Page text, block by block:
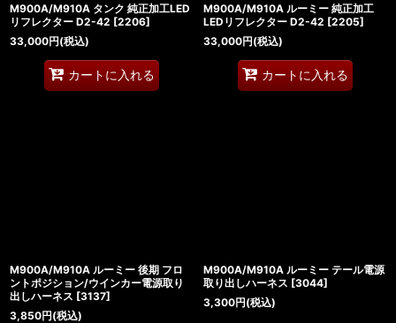
M900A/M910A タンク 純正加工LED
リフレクター D2-42 [2206]
33,000円(税込)
カートに入れる
M900A/M910A ルーミー 純正加工
LEDリフレクター D2-42 [2205]
33,000円(税込)
カートに入れる
M900A/M910A ルーミー 後期 フロ
ントポジション/ウインカー電源取り
出しハーネス [3137]
3,850円(税込)
M900A/M910A ルーミー テール電源
取り出しハーネス [3044]
3,300円(税込)